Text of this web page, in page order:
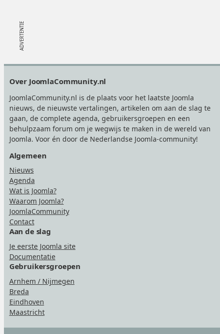
Over JoomlaCommunity.nl
JoomlaCommunity.nl is de plaats voor het laatste Joomla
nieuws, de nieuwste vertalingen, artikelen om aan de slag te
gaan, de complete agenda, gebruikersgroepen en een
behulpzaam forum om je wegwijs te maken in de wereld van
Joomla. Voor én door de Nederlandse Joomla-community!
Algemeen
Nieuws
Agenda
Wat is Joomla?
Waarom Joomla?
JoomlaCommunity
Contact
Aan de slag
Je eerste Joomla site
Documentatie
Gebruikersgroepen
Arnhem / Nijmegen
Breda
Eindhoven
Maastricht